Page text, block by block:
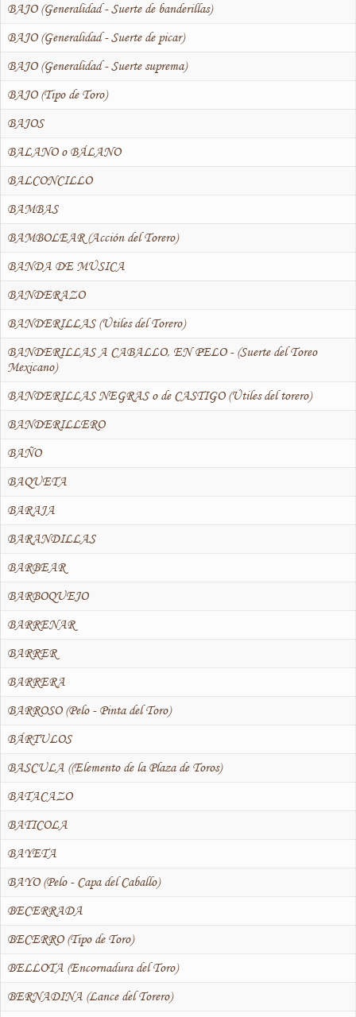
BAJO (Generalidad - Suerte de banderillas)
BAJO (Generalidad - Suerte de picar)
BAJO (Generalidad - Suerte suprema)
BAJO (Tipo de Toro)
BAJOS
BALANO o BÁLANO
BALCONCILLO
BAMBAS
BAMBOLEAR (Acción del Torero)
BANDA DE MÚSICA
BANDERAZO
BANDERILLAS (Útiles del Torero)
BANDERILLAS A CABALLO, EN PELO - (Suerte del Toreo
Mexicano)
BANDERILLAS NEGRAS o de CASTIGO (Útiles del torero)
BANDERILLERO
BAÑO
BAQUETA
BARAJA
BARANDILLAS
BARBEAR
BARBOQUEJO
BARRENAR
BARRER
BARRERA
BARROSO (Pelo - Pinta del Toro)
BÁRTULOS
BASCULA ((Elemento de la Plaza de Toros)
BATACAZO
BATICOLA
BAYETA
BAYO (Pelo - Capa del Caballo)
BECERRADA
BECERRO (Tipo de Toro)
BELLOTA (Encornadura del Toro)
BERNADINA (Lance del Torero)